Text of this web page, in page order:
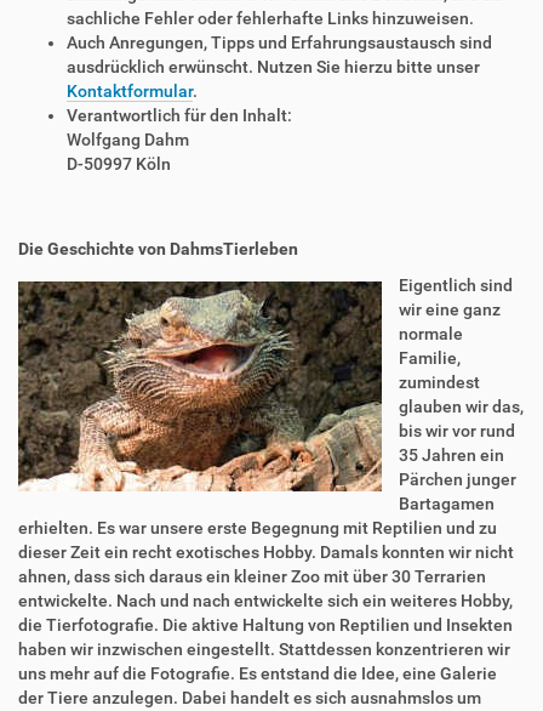
sachliche Fehler oder fehlerhafte Links hinzuweisen.
Auch Anregungen, Tipps und Erfahrungsaustausch sind
ausdrücklich erwünscht. Nutzen Sie hierzu bitte unser
Kontaktformular.
Verantwortlich für den Inhalt:
Wolfgang Dahm
D-50997 Köln
Die Geschichte von DahmsTierleben
Eigentlich sind
wir eine ganz
normale
Familie,
zumindest
glauben wir das,
bis wir vor rund
35 Jahren ein
Pärchen junger
Bartagamen
erhielten. Es war unsere erste Begegnung mit Reptilien und zu
dieser Zeit ein recht exotisches Hobby. Damals konnten wir nicht
ahnen, dass sich daraus ein kleiner Zoo mit über 30 Terrarien
entwickelte. Nach und nach entwickelte sich ein weiteres Hobby,
die Tierfotografie. Die aktive Haltung von Reptilien und Insekten
haben wir inzwischen eingestellt. Stattdessen konzentrieren wir
uns mehr auf die Fotografie. Es entstand die Idee, eine Galerie
der Tiere anzulegen. Dabei handelt es sich ausnahmslos um